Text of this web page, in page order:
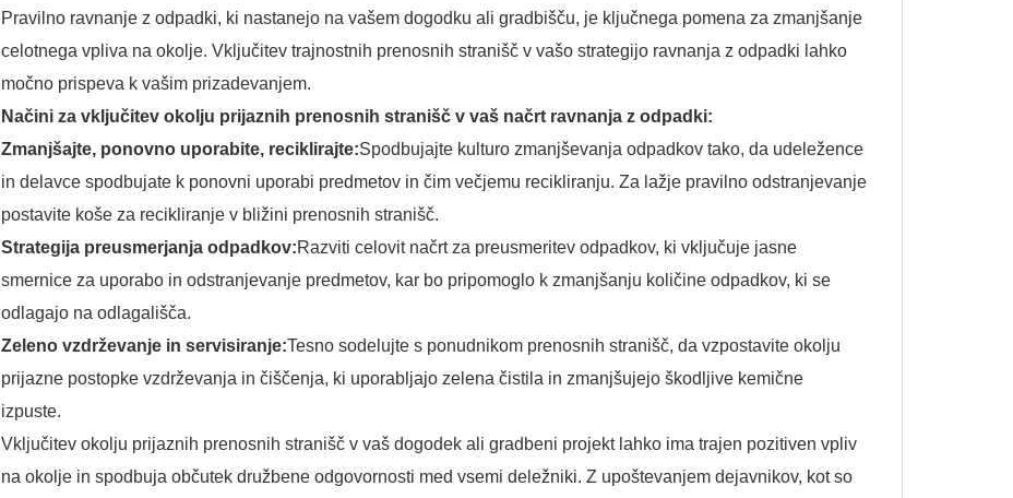
Pravilno ravnanje z odpadki, ki nastanejo na vašem dogodku ali gradbišču, je ključnega pomena za zmanjšanje
celotnega vpliva na okolje. Vključitev trajnostnih prenosnih stranišč v vašo strategijo ravnanja z odpadki lahko
močno prispeva k vašim prizadevanjem.
Načini za vključitev okolju prijaznih prenosnih stranišč v vaš načrt ravnanja z odpadki:
Zmanjšajte, ponovno uporabite, reciklirajte:Spodbujajte kulturo zmanjševanja odpadkov tako, da udeležence
in delavce spodbujate k ponovni uporabi predmetov in čim večjemu recikliranju. Za lažje pravilno odstranjevanje
postavite koše za recikliranje v bližini prenosnih stranišč.
Strategija preusmerjanja odpadkov:Razviti celovit načrt za preusmeritev odpadkov, ki vključuje jasne
smernice za uporabo in odstranjevanje predmetov, kar bo pripomoglo k zmanjšanju količine odpadkov, ki se
odlagajo na odlagališča.
Zeleno vzdrževanje in servisiranje:Tesno sodelujte s ponudnikom prenosnih stranišč, da vzpostavite okolju
prijazne postopke vzdrževanja in čiščenja, ki uporabljajo zelena čistila in zmanjšujejo škodljive kemične
izpuste.
Vključitev okolju prijaznih prenosnih stranišč v vaš dogodek ali gradbeni projekt lahko ima trajen pozitiven vpliv
na okolje in spodbuja občutek družbene odgovornosti med vsemi deležniki. Z upoštevanjem dejavnikov, kot so